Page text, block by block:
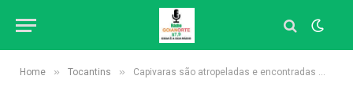
Home » Tocantins » Capivaras são atropeladas e encontradas mortas às margens de avenida em Araguaína